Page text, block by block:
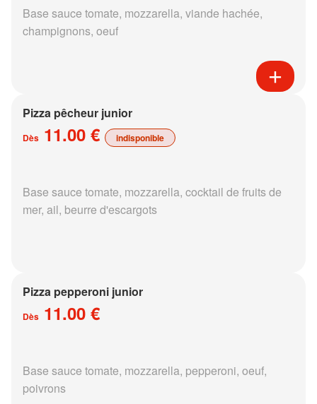
Base sauce tomate, mozzarella, viande hachée,
champignons, oeuf
Pizza pêcheur junior
Dès 11.00 € indisponible
Base sauce tomate, mozzarella, cocktail de fruits de
mer, ail, beurre d'escargots
Pizza pepperoni junior
Dès 11.00 €
Base sauce tomate, mozzarella, pepperoni, oeuf,
poivrons